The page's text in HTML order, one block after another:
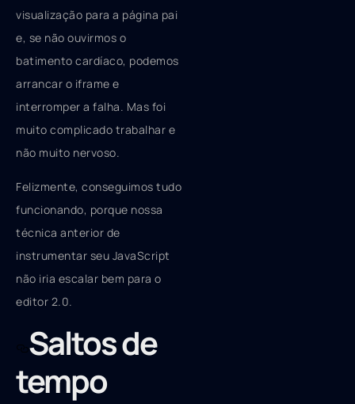
visualização para a página pai
e, se não ouvirmos o
batimento cardíaco, podemos
arrancar o iframe e
interromper a falha. Mas foi
muito complicado trabalhar e
não muito nervoso.
Felizmente, conseguimos tudo
funcionando, porque nossa
técnica anterior de
instrumentar seu JavaScript
não iria escalar bem para o
editor 2.0.
Saltos de
tempo